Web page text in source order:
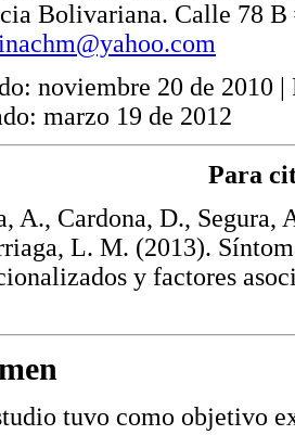
Bolivariana. Calle 78 B
noviembre 20 de 2010
marzo 19 de 2012
Para
A., Cardona, D., Segura,
L. M. (2013).
y factores
tuvo como objetivo